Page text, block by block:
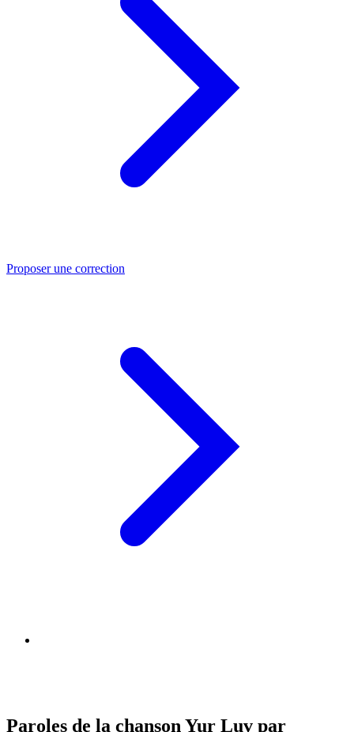
Proposer une correction
Paroles de la chanson Yur Luv par